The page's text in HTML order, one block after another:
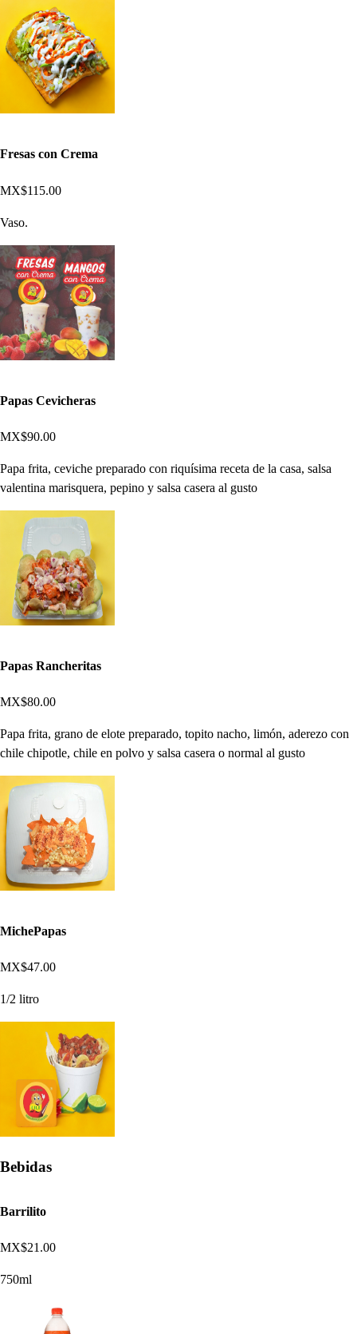
Fresas con Crema
MX$115.00
Vaso.
Papas Cevicheras
MX$90.00
Papa frita, ceviche preparado con riquísima receta de la casa, salsa
valentina marisquera, pepino y salsa casera al gusto
Papas Rancheritas
MX$80.00
Papa frita, grano de elote preparado, topito nacho, limón, aderezo con
chile chipotle, chile en polvo y salsa casera o normal al gusto
MichePapas
MX$47.00
1/2 litro
Bebidas
Barrilito
MX$21.00
750ml